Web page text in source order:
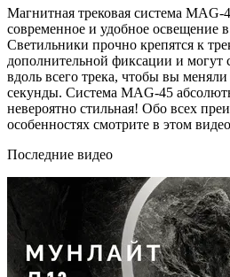
Магнитная трековая система MAG-
современное и удобное
Светильники прочно крепятся к
дополнительной фиксации и могут
вдоль всего трека, чтобы вы
секунды. Система MAG-45
невероятно стильная! Обо всех
особенностях смотрите в этом
Последние видео